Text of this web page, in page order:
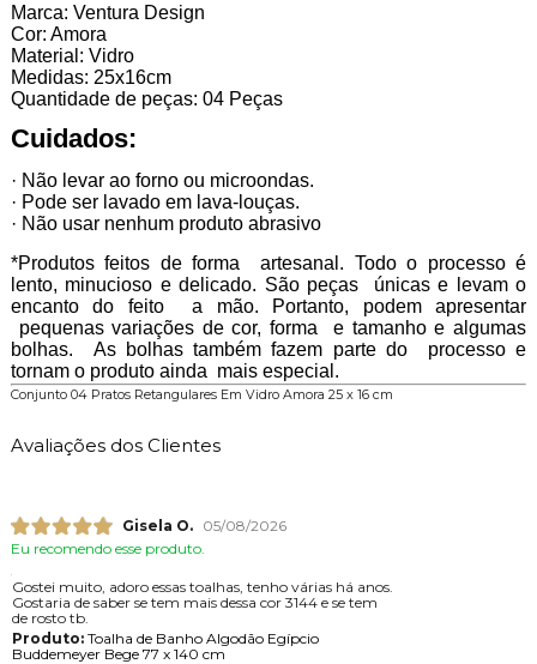
Marca: Ventura Design
Cor: Amora
Material: Vidro
Medidas: 25x16cm
Quantidade de peças: 04 Peças
Cuidados:
· Não levar ao forno ou microondas.
· Pode ser lavado em lava-louças.
· Não usar nenhum produto abrasivo
*Produtos feitos de forma artesanal. Todo o processo é
lento, minucioso e delicado. São peças únicas e levam o
encanto do feito a mão. Portanto, podem apresentar
pequenas variações de cor, forma e tamanho e algumas
bolhas. As bolhas também fazem parte do processo e
tornam o produto ainda mais especial.
Conjunto 04 Pratos Retangulares Em Vidro Amora 25 x 16 cm
Avaliações dos Clientes
Gisela O.
05/08/2026
Eu recomendo esse produto.
Gostei muito, adoro essas toalhas, tenho várias há anos.
Gostaria de saber se tem mais dessa cor 3144 e se tem
de rosto tb.
Produto:Toalha de Banho Algodão Egípcio
Buddemeyer Bege 77 x 140 cm